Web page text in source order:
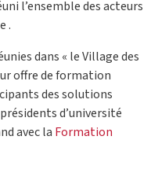
l’ensemble des acteurs
.
dans « le Village des
offre de formation
des solutions
d’université
avec la Formation